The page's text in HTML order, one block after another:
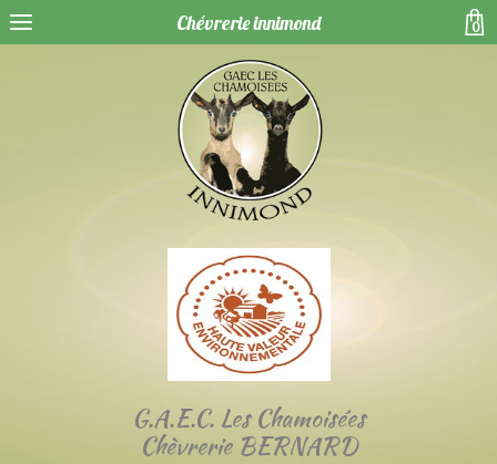
Chévrerie innimond
G.A.E.C. Les Chamoisées
Chèvrerie BERNARD
0